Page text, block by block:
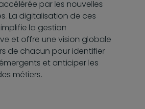
par les nouvelles
La digitalisation de ces
la gestion
et offre une vision globale
de chacun pour identifier
et anticiper les
métiers.